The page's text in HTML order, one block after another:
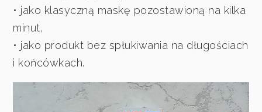
• jako klasyczną maskę pozostawioną na kilka
minut,
• jako produkt bez spłukiwania na długościach
i końcówkach.